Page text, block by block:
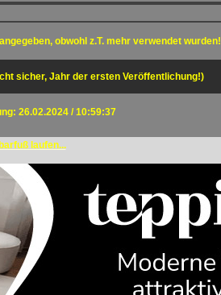
obwohl z.T. mehr verwendet wurden!
sicher, Jahr der ersten Veröffentlichung!)
26.02.2024 / 10:59:37
laufen...